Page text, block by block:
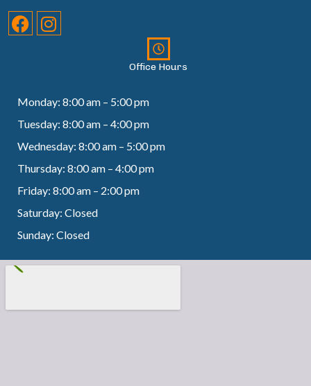
Office Hours
Monday: 8:00 am – 5:00 pm
Tuesday: 8:00 am – 4:00 pm
Wednesday: 8:00 am – 5:00 pm
Thursday: 8:00 am – 4:00 pm
Friday: 8:00 am – 2:00 pm
Saturday: Closed
Sunday: Closed